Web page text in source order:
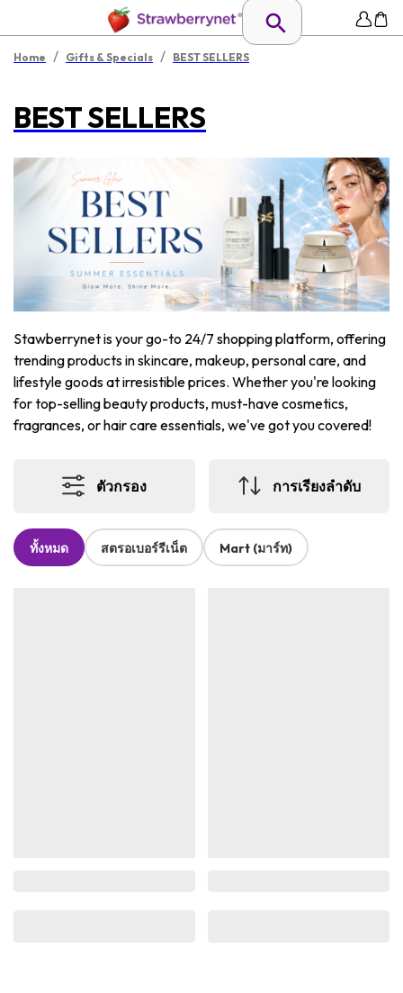
Home / Gifts & Specials / BEST SELLERS
BEST SELLERS
Stawberrynet is your go-to 24/7 shopping platform, offering
trending products in skincare, makeup, personal care, and
lifestyle goods at irresistible prices. Whether you're looking
for top-selling beauty products, must-have cosmetics,
fragrances, or hair care essentials, we've got you covered!
ตัวกรอง การเรียงลำดับ
ทั้งหมด สตรอเบอร์รีเน็ต Mart (มาร์ท)